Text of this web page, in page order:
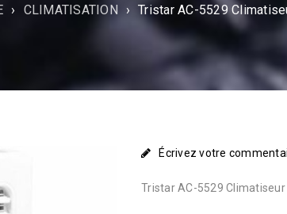
› CLIMATISATION › Tristar AC-5529
Écrivez votre
Tristar AC-5529